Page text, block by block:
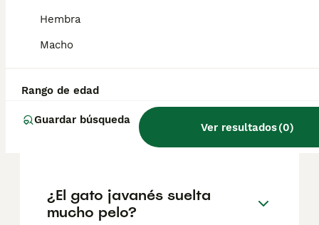
Hembra
Macho
Rango de edad
Guardar búsqueda
Ver resultados(0)
criadores responsables que garanticen la
Informarse bien y comparar opciones antes
¿Cómo es el carácter del
gato javanés?
¿El gato javanés suelta
mucho pelo?